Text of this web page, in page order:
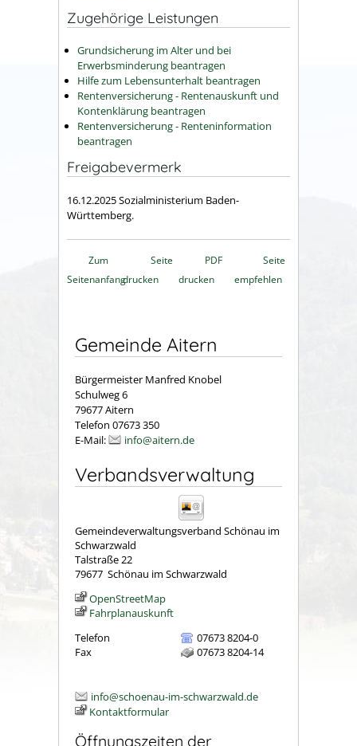
Zugehörige Leistungen
Grundsicherung im Alter und bei
Erwerbsminderung beantragen
Hilfe zum Lebensunterhalt beantragen
Rentenversicherung - Rentenauskunft und
Kontenklärung beantragen
Rentenversicherung - Renteninformation
beantragen
Freigabevermerk
16.12.2025Sozialministerium Baden-
Württemberg.
Zum
Seitenanfang
Seite
drucken
PDF
drucken
Seite
empfehlen
Gemeinde Aitern
Bürgermeister Manfred Knobel
Schulweg 6
79677 Aitern
Telefon 07673 350
E-Mail:
info@aitern.de
Verbandsverwaltung
Gemeindeverwaltungsverband Schönau im
Schwarzwald
Talstraße 22
79677 Schönau im Schwarzwald
OpenStreetMap
Fahrplanauskunft
Telefon
07673 8204-0
Fax
07673 8204-14
info@schoenau-im-schwarzwald.de
Kontaktformular
Öffnungszeiten der